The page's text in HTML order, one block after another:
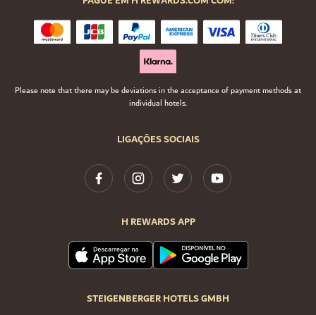
LIGAÇÕES SOCIAIS
H REWARDS APP
STEIGENBERGER HOTELS GMBH
Please note that there may be deviations in the acceptance of payment methods at
individual hotels.